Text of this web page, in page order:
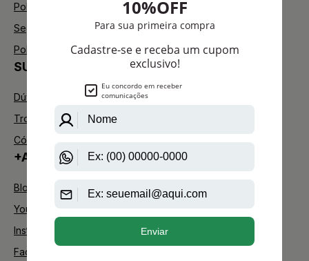
Política de Privacidade
Segurança
Política de Troca
SUPORTE
Dúvidas Frequentes
Trocas e Devoluções
Código de defesa do consumidor
+AAZ PERFUMES
Blog
Youtube
Instagram
Facebook